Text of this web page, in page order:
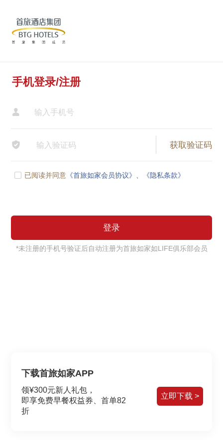
手机登录/注册


已阅读并同意 《首旅如家会员协议》、 《隐私条款》
*未注册的手机号验证后自动注册为首旅如家如LIFE俱乐部会员
下载首旅如家APP
领¥300元新人礼包，
即享免费早餐权益券、首单82
折
立即下载 >